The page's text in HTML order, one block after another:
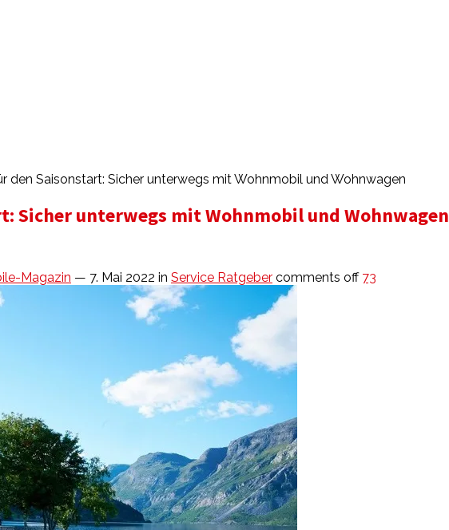
den Saisonstart: Sicher unterwegs mit Wohnmobil und Wohnwagen
Sicher unterwegs mit Wohnmobil und Wohnwagen
Magazin — 7. Mai 2022 in Service Ratgeber comments off 73